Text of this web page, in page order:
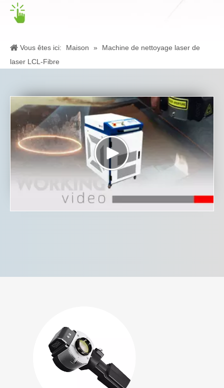
Vous êtes ici: Maison »
Machine de nettoyage laser de
laser LCL-Fibre